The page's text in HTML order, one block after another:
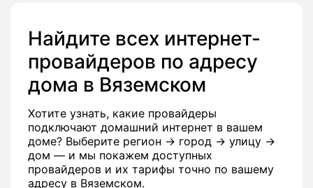
Найдите всех интернет-
провайдеров по адресу
дома в Вяземском
Хотите узнать, какие провайдеры
подключают домашний интернет в вашем
доме? Выберите регион → город → улицу →
дом — и мы покажем доступных
провайдеров и их тарифы точно по вашему
адресу в Вяземском.